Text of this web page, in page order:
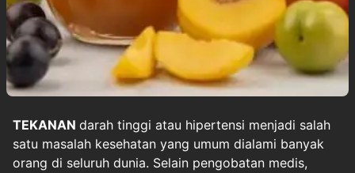
TEKANAN darah tinggi atau hipertensi menjadi salah
satu masalah kesehatan yang umum dialami banyak
orang di seluruh dunia. Selain pengobatan medis,